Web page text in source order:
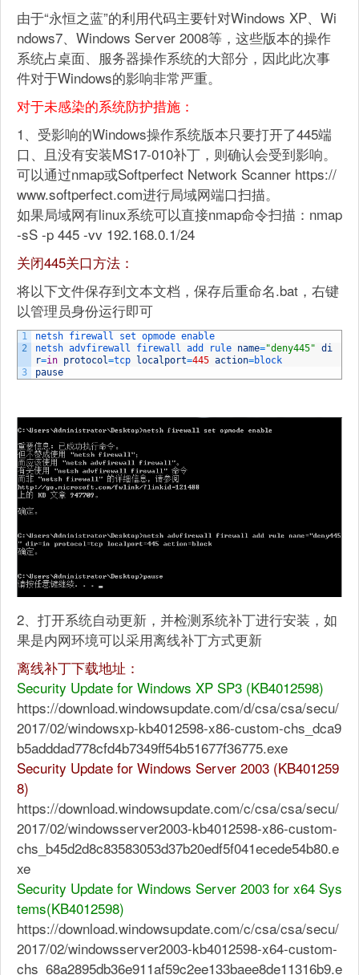
由于“永恒之蓝”的利用代码主要针对Windows XP、Wi
ndows7、Windows Server 2008等，这些版本的操作
系统占桌面、服务器操作系统的大部分，因此此次事
件对于Windows的影响非常严重。
对于未感染的系统防护措施：
1、受影响的Windows操作系统版本只要打开了445端
口、且没有安装MS17-010补丁，则确认会受到影响。
可以通过nmap或Softperfect Network Scanner https://
www.softperfect.com进行局域网端口扫描。
如果局域网有linux系统可以直接nmap命令扫描：nmap
-sS -p 445 -vv 192.168.0.1/24
关闭445关口方法：
将以下文件保存到文本文档，保存后重命名.bat，右键
以管理员身份运行即可
1
2
3
netsh firewall set opmode enable
netsh advfirewall firewall add rule name="deny445" di
r=in protocol=tcp localport=445 action=block
pause
2、打开系统自动更新，并检测系统补丁进行安装，如
果是内网环境可以采用离线补丁方式更新
离线补丁下载地址：
Security Update for Windows XP SP3 (KB4012598)
https://download.windowsupdate.com/d/csa/csa/secu/
2017/02/windowsxp-kb4012598-x86-custom-chs_dca9
b5adddad778cfd4b7349ff54b51677f36775.exe
Security Update for Windows Server 2003 (KB401259
8)
https://download.windowsupdate.com/c/csa/csa/secu/
2017/02/windowsserver2003-kb4012598-x86-custom-
chs_b45d2d8c83583053d37b20edf5f041ecede54b80.e
xe
Security Update for Windows Server 2003 for x64 Sys
tems(KB4012598)
https://download.windowsupdate.com/c/csa/csa/secu/
2017/02/windowsserver2003-kb4012598-x64-custom-
chs_68a2895db36e911af59c2ee133baee8de11316b9.e